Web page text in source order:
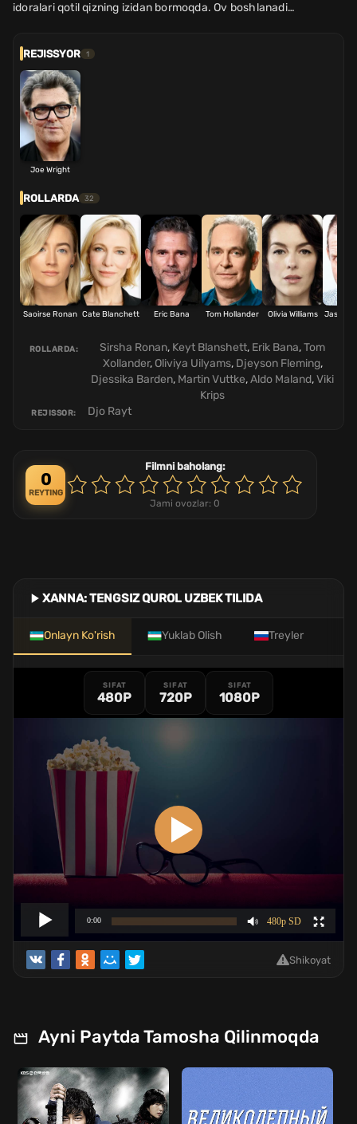
idoralari qotil qizning izidan bormoqda. Ov boshlanadi…
REJISSYOR 1
Joe Wright
ROLLARDA 32
Saoirse Ronan Cate Blanchett Eric Bana Tom Hollander Olivia Williams Jason
ROLLARDA: Sirsha Ronan, Keyt Blanshett, Erik Bana,Tom
Xollander, Oliviya Uilyams, Djeyson Fleming,
Djessika Barden, Martin Vuttke,Aldo Maland,Viki
Krips
REJISSOR: Djo Rayt
0
REYTING
Filmni baholang:
Jami ovozlar: 0
XANNA: TENGSIZ QUROL UZBEK TILIDA
Onlayn Ko'rish Yuklab Olish Treyler
SIFAT
480P
SIFAT
720P
SIFAT
1080P
Shikoyat
Ayni Paytda Tamosha Qilinmoqda